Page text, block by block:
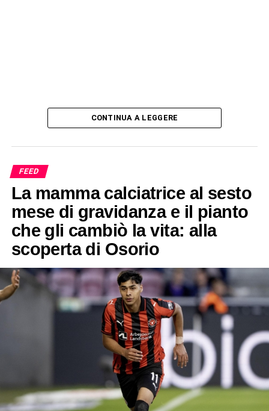
CONTINUA A LEGGERE
FEED
La mamma calciatrice al sesto
mese di gravidanza e il pianto
che gli cambiò la vita: alla
scoperta di Osorio